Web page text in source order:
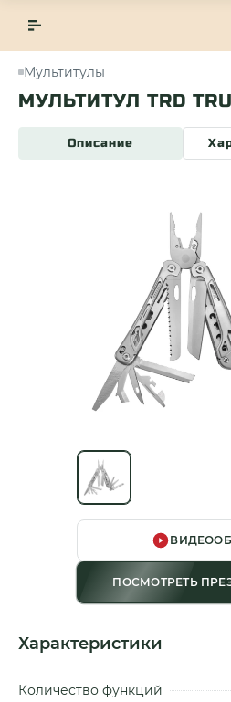
Мультитулы
МУЛЬТИТУЛ TRD
Описание
ПОСМОТРЕТЬ
Характеристики
Количество функций